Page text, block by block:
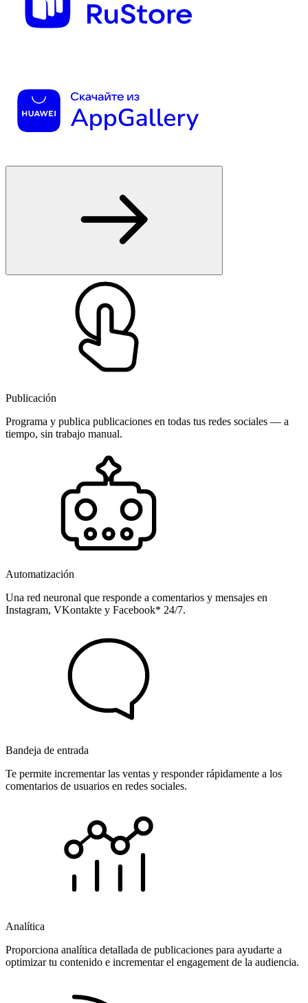
Publicación
Programa y publica publicaciones en todas tus redes sociales — a
tiempo, sin trabajo manual.
Automatización
Una red neuronal que responde a comentarios y mensajes en
Instagram, VKontakte y Facebook* 24/7.
Bandeja de entrada
Te permite incrementar las ventas y responder rápidamente a los
comentarios de usuarios en redes sociales.
Analítica
Proporciona analítica detallada de publicaciones para ayudarte a
optimizar tu contenido e incrementar el engagement de la audiencia.